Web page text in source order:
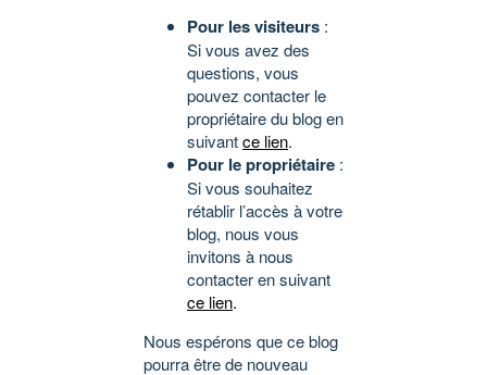
Pour les visiteurs :
Si vous avez des
questions, vous
pouvez contacter le
propriétaire du blog en
suivantce lien.
Pour le propriétaire :
Si vous souhaitez
rétablir l’accès à votre
blog, nous vous
invitons à nous
contacter en suivant
ce lien.
Nous espérons que ce blog
pourra être de nouveau